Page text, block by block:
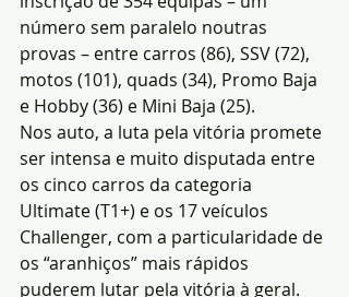
número sem paralelo noutras
provas – entre carros (86), SSV (72),
motos (101), quads (34), Promo Baja
e Hobby (36) e Mini Baja (25).
Nos auto, a luta pela vitória promete
ser intensa e muito disputada entre
os cinco carros da categoria
Ultimate (T1+) e os 17 veículos
Challenger, com a particularidade de
os “aranhiços” mais rápidos
puderem lutar pela vitória à geral.